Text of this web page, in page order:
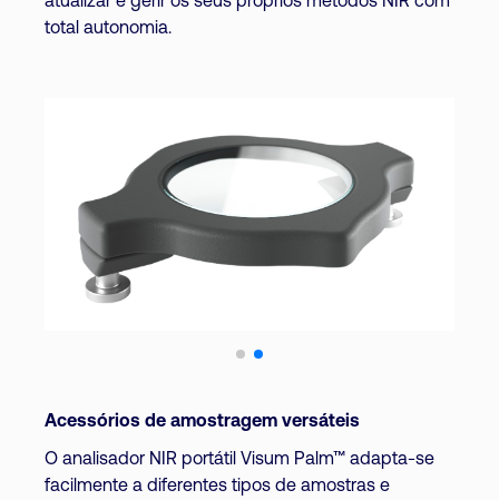
total autonomia.
Acessórios de amostragem versáteis
O analisador NIR portátil Visum Palm™ adapta-se
facilmente a diferentes tipos de amostras e